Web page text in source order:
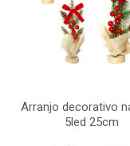
Arranjo decorativo
5led 25cm